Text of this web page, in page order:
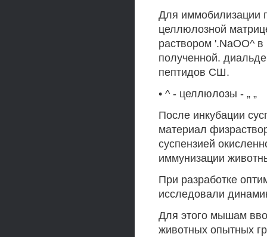
Для иммобилизации
целлюлозной
раствором '.NaOO^
полученной.
пептидов СШ.
• ^ - целлюлозы - „ „
После инкубации
материал
суспензией
иммунизации
При разработке
исследовали
Для этого мышам
животных опытных